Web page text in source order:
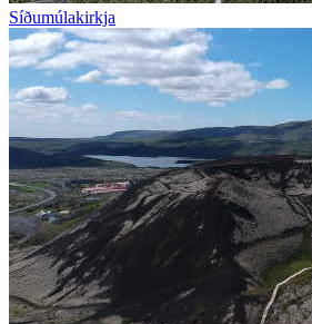
Síðumúlakirkja